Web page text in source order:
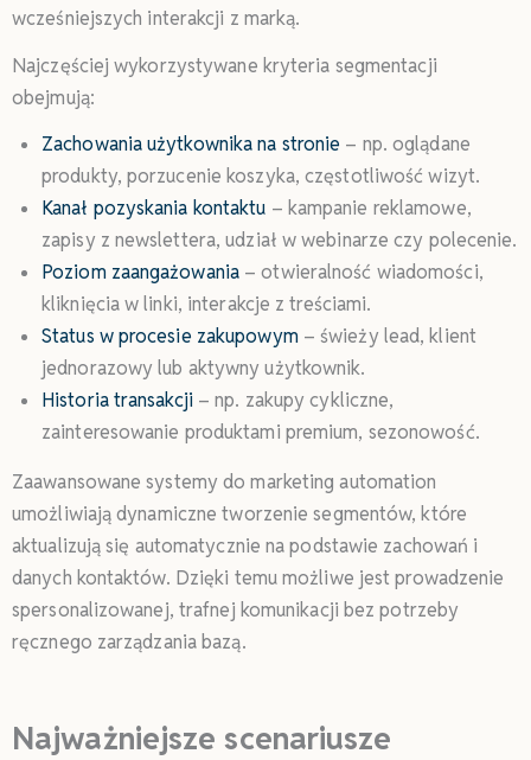
wcześniejszych interakcji z marką.
Najczęściej wykorzystywane kryteria segmentacji
obejmują:
Zachowania użytkownika na stronie – np. oglądane
produkty, porzucenie koszyka, częstotliwość wizyt.
Kanał pozyskania kontaktu – kampanie reklamowe,
zapisy z newslettera, udział w webinarze czy polecenie.
Poziom zaangażowania – otwieralność wiadomości,
kliknięcia w linki, interakcje z treściami.
Status w procesie zakupowym– świeży lead, klient
jednorazowy lub aktywny użytkownik.
Historia transakcji– np. zakupy cykliczne,
zainteresowanie produktami premium, sezonowość.
Zaawansowane systemy do marketing automation
umożliwiają dynamiczne tworzenie segmentów, które
aktualizują się automatycznie na podstawie zachowań i
danych kontaktów. Dzięki temu możliwe jest prowadzenie
spersonalizowanej, trafnej komunikacji bez potrzeby
ręcznego zarządzania bazą.
Najważniejsze scenariusze